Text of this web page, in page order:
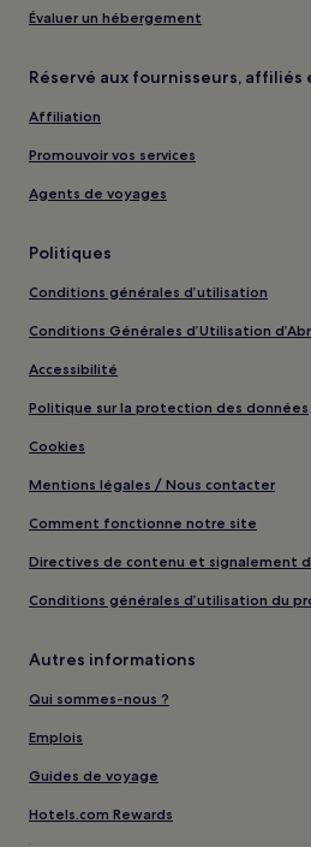
Évaluer un hébergement
Réservé aux fournisseurs, affiliés
Affiliation
Promouvoir vos services
Agents de voyages
Politiques
Conditions générales d’utilisation
Conditions Générales d’Utilisation
Accessibilité
Politique sur la protection des données
Cookies
Mentions légales / Nous contacter
Comment fonctionne notre site
Directives de contenu et signalement
Conditions générales d’utilisation du
Autres informations
Qui sommes-nous ?
Emplois
Guides de voyage
Hotels.com Rewards